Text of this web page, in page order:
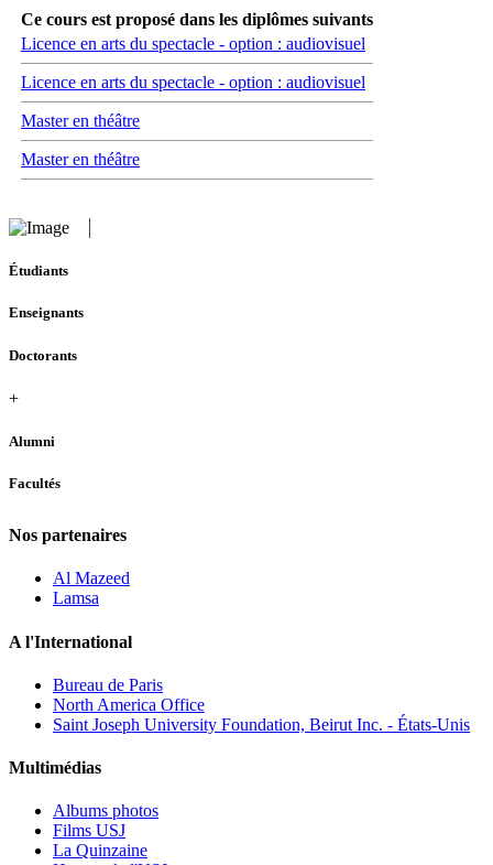
Ce cours est proposé dans les diplômes suivants
Licence en arts du spectacle - option : audiovisuel
Licence en arts du spectacle - option : audiovisuel
Master en théâtre
Master en théâtre
Étudiants
Enseignants
Doctorants
+
Alumni
Facultés
Nos partenaires
Al Mazeed
Lamsa
A l'International
Bureau de Paris
North America Office
Saint Joseph University Foundation, Beirut Inc. - États-Unis
Multimédias
Albums photos
Films USJ
La Quinzaine